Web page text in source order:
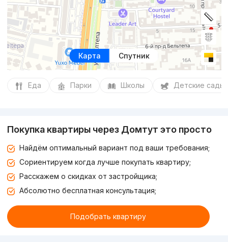
Карта Спутник
Еда Парки Школы Детские сады
Покупка квартиры через Домтут это просто
Найдём оптимальный вариант под ваши требования;
Сориентируем когда лучше покупать квартиру;
Расскажем о скидках от застройщика;
Абсолютно бесплатная консультация;
Подобрать квартиру